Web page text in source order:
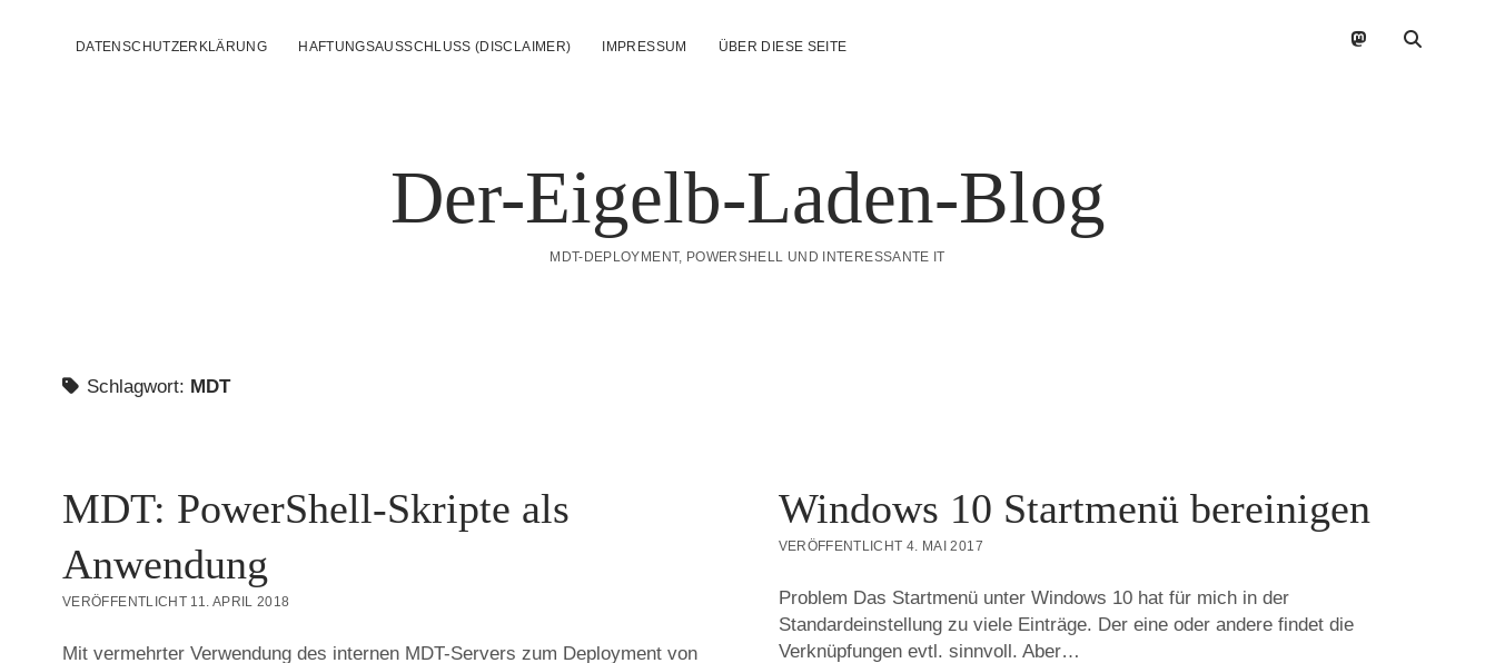
DATENSCHUTZERKLÄRUNG HAFTUNGSAUSSCHLUSS (DISCLAIMER) IMPRESSUM ÜBER DIESE SEITE mastodon
Der-Eigelb-Laden-Blog
MDT-DEPLOYMENT, POWERSHELL UND INTERESSANTE IT
Schlagwort: MDT
MDT: PowerShell-Skripte als
Anwendung
VERÖFFENTLICHT 11. APRIL 2018
Mit vermehrter Verwendung des internen MDT-Servers zum Deployment von
Windows 10 Startmenü bereinigen
VERÖFFENTLICHT 4. MAI 2017
Problem Das Startmenü unter Windows 10 hat für mich in der
Standardeinstellung zu viele Einträge. Der eine oder andere findet die
Verknüpfungen evtl. sinnvoll. Aber…